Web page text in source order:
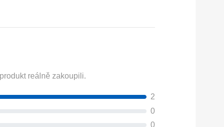
reálně zakoupili.
2
0
0